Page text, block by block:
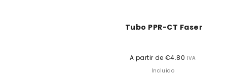
Tubo PPR-CT Faser
Preço
normal
A partir de €4.80 IVA
Incluido